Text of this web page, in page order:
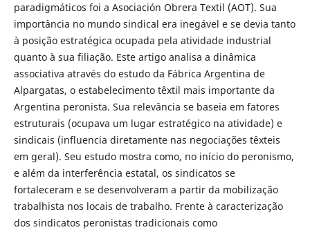
paradigmáticos foi a Asociación Obrera Textil (AOT). Sua
importância no mundo sindical era inegável e se devia tanto
à posição estratégica ocupada pela atividade industrial
quanto à sua filiação. Este artigo analisa a dinâmica
associativa através do estudo da Fábrica Argentina de
Alpargatas, o estabelecimento têxtil mais importante da
Argentina peronista. Sua relevância se baseia em fatores
estruturais (ocupava um lugar estratégico na atividade) e
sindicais (influencia diretamente nas negociações têxteis
em geral). Seu estudo mostra como, no início do peronismo,
e além da interferência estatal, os sindicatos se
fortaleceram e se desenvolveram a partir da mobilização
trabalhista nos locais de trabalho. Frente à caracterização
dos sindicatos peronistas tradicionais como